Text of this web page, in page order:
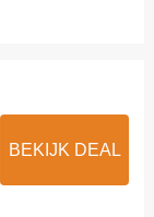
BEKIJK DEAL